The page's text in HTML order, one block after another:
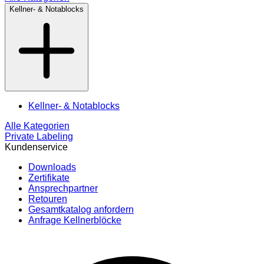
Kellner- & Notablocks
Kellner- & Notablocks
Alle Kategorien
Private Labeling
Kundenservice
Downloads
Zertifikate
Ansprechpartner
Retouren
Gesamtkatalog anfordern
Anfrage Kellnerblöcke